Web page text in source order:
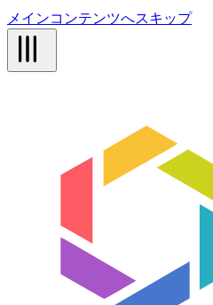
メインコンテンツへスキップ